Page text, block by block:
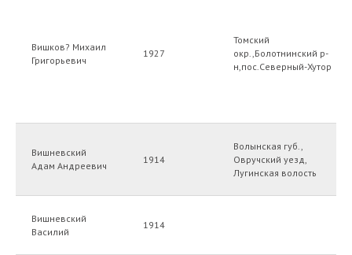
Вишков? Михаил
Григорьевич
1927
Томский
окр.,Болотнинский р-
н,пос.Северный-Хутор
Вишневский
Адам Андреевич
1914
Волынская губ.,
Овручский уезд,
Лугинская волость
Вишневский
Василий
1914